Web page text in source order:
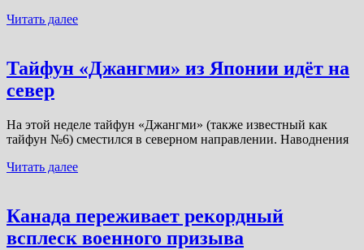
Читать далее
Тайфун «Джангми» из Японии идёт на
север
На этой неделе тайфун «Джангми» (также известный как
тайфун №6) сместился в северном направлении. Наводнения
Читать далее
Канада переживает рекордный
всплеск военного призыва